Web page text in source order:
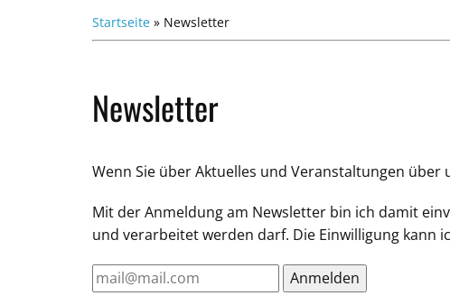
Startseite » Newsletter
Newsletter
Wenn Sie über Aktuelles und Veranstaltungen
Mit der Anmeldung am Newsletter bin ich damit
und verarbeitet werden darf. Die Einwilligung kann